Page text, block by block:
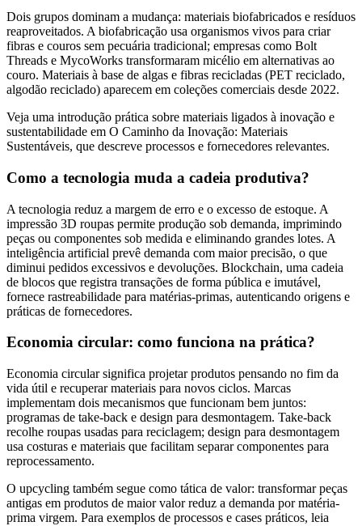
Dois grupos dominam a mudança: materiais biofabricados e resíduos
reaproveitados. A biofabricação usa organismos vivos para criar
fibras e couros sem pecuária tradicional; empresas como Bolt
Threads e MycoWorks transformaram micélio em alternativas ao
couro. Materiais à base de algas e fibras recicladas (PET reciclado,
algodão reciclado) aparecem em coleções comerciais desde 2022.
Veja uma introdução prática sobre materiais ligados à inovação e
sustentabilidade em O Caminho da Inovação: Materiais
Sustentáveis, que descreve processos e fornecedores relevantes.
Como a tecnologia muda a cadeia produtiva?
A tecnologia reduz a margem de erro e o excesso de estoque. A
impressão 3D roupas permite produção sob demanda, imprimindo
peças ou componentes sob medida e eliminando grandes lotes. A
inteligência artificial prevê demanda com maior precisão, o que
diminui pedidos excessivos e devoluções. Blockchain, uma cadeia
de blocos que registra transações de forma pública e imutável,
fornece rastreabilidade para matérias-primas, autenticando origens e
práticas de fornecedores.
Economia circular: como funciona na prática?
Economia circular significa projetar produtos pensando no fim da
vida útil e recuperar materiais para novos ciclos. Marcas
implementam dois mecanismos que funcionam bem juntos:
programas de take-back e design para desmontagem. Take-back
recolhe roupas usadas para reciclagem; design para desmontagem
usa costuras e materiais que facilitam separar componentes para
reprocessamento.
O upcycling também segue como tática de valor: transformar peças
antigas em produtos de maior valor reduz a demanda por matéria-
prima virgem. Para exemplos de processos e cases práticos, leia